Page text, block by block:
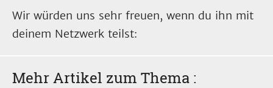
Wir würden uns sehr freuen, wenn du ihn mit
deinem Netzwerk teilst:
Mehr Artikel zum Thema :